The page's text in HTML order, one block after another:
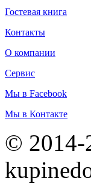
Гостевая книга
Контакты
О компании
Сервис
Мы в Facebook
Мы в Контакте
© 2014-